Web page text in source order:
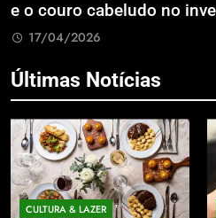
e o couro cabeludo no
17/04/2026
Últimas Notícias
CULTURA & LAZER